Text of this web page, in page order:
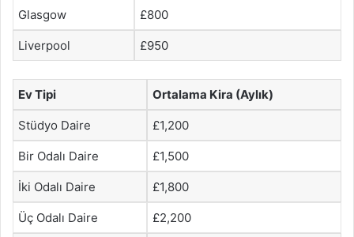
Glasgow £800
Liverpool £950
Ev Tipi Ortalama Kira (Aylık)
Stüdyo Daire £1,200
Bir Odalı Daire £1,500
İki Odalı Daire £1,800
Üç Odalı Daire £2,200